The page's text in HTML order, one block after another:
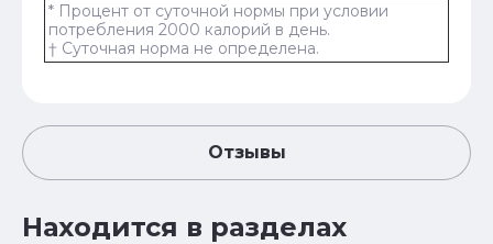
* Процент от суточной нормы при условии
потребления 2000 калорий в день.
† Суточная норма не определена.
Отзывы
Находится в разделах